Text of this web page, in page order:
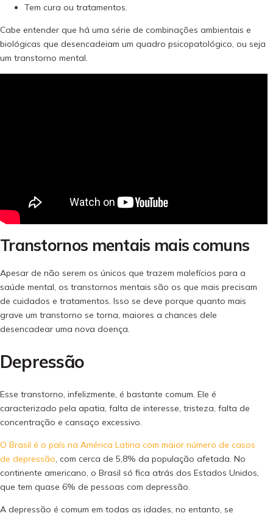
Tem cura ou tratamentos.
Cabe entender que há uma série de combinações ambientais e
biológicas que desencadeiam um quadro psicopatológico, ou seja
um transtorno mental.
Transtornos mentais mais comuns
Apesar de não serem os únicos que trazem malefícios para a
saúde mental, os transtornos mentais são os que mais precisam
de cuidados e tratamentos. Isso se deve porque quanto mais
grave um transtorno se torna, maiores a chances dele
desencadear uma nova doença.
Depressão
Esse transtorno, infelizmente, é bastante comum. Ele é
caracterizado pela apatia, falta de interesse, tristeza, falta de
concentração e cansaço excessivo.
O Brasil é o país na América Latina com maior número de casos
de depressão, com cerca de 5,8% da população afetada. No
continente americano, o Brasil só fica atrás dos Estados Unidos,
que tem quase 6% de pessoas com depressão.
A depressão é comum em todas as idades, no entanto, se